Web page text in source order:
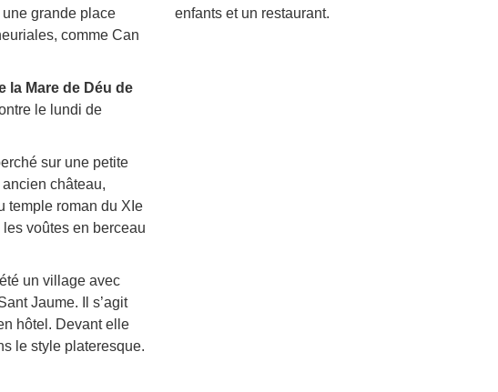
une grande place
comme Can
la Mare de Déu de
le lundi de
sur une petite
château,
temple roman du XIe
voûtes en berceau
un village avec
Jaume. Il s’agit
hôtel. Devant elle
le style plateresque.
enfants et un restaurant.